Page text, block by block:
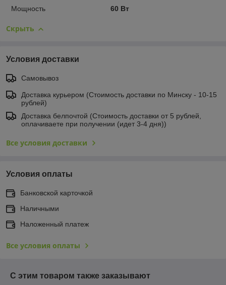
Мощность
60 Вт
Скрыть
Условия доставки
Самовывоз
Доставка курьером (Стоимость доставки по Минску - 10-15
рублей)
Доставка белпочтой (Стоимость доставки от 5 рублей,
оплачиваете при получении (идет 3-4 дня))
Все условия доставки
Условия оплаты
Банковской карточкой
Наличными
Наложенный платеж
Все условия оплаты
С этим товаром также заказывают